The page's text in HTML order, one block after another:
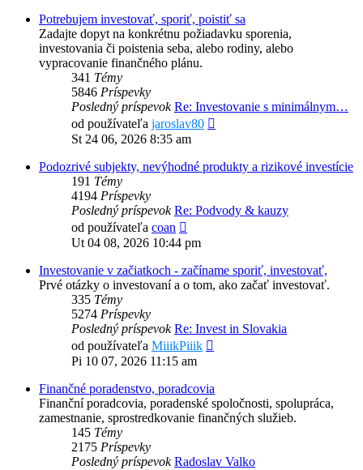
Potrebujem investovať, sporiť, poistiť sa
Zadajte dopyt na konkrétnu požiadavku sporenia,
investovania či poistenia seba, alebo rodiny, alebo
vypracovanie finančného plánu.
341 Témy
5846 Príspevky
Posledný príspevok Re: Investovanie s minimálnym…
od používateľa jaroslav80
St 24 06, 2026 8:35 am
Podozrivé subjekty, nevýhodné produkty a rizikové investície
191 Témy
4194 Príspevky
Posledný príspevok Re: Podvody & kauzy
od používateľa coan
posledný
príspevok
Ut 04 08, 2026 10:44 pm
Investovanie v začiatkoch - začíname sporiť, investovať,
Prvé otázky o investovaní a o tom, ako začať investovať.
335 Témy
5274 Príspevky
Posledný príspevok Re: Invest in Slovakia
od používateľa MiiikPiiik
Pi 10 07, 2026 11:15 am
Finančné poradenstvo, poradcovia
Finanční poradcovia, poradenské spoločnosti, spolupráca,
zamestnanie, sprostredkovanie finančných služieb.
145 Témy
2175 Príspevky
Posledný príspevok Radoslav Valko